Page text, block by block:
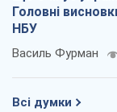
Головні
НБУ
Василь Фурман
Всі думки